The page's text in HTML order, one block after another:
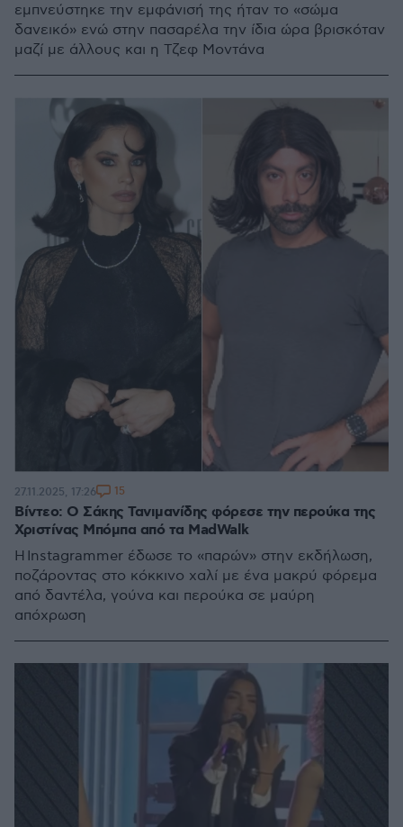
εμπνεύστηκε την εμφάνισή της ήταν το «σώμα
δανεικό» ενώ στην πασαρέλα την ίδια ώρα βρισκόταν
μαζί με άλλους και η Τζεφ Μοντάνα
Βίντεο: Ο Σάκης Τανιμανίδης φόρεσε την περούκα της
Χριστίνας Μπόμπα από τα MadWalk
Η Instagrammer έδωσε το «παρών» στην εκδήλωση,
ποζάροντας στο κόκκινο χαλί με ένα μακρύ φόρεμα
από δαντέλα, γούνα και περούκα σε μαύρη
απόχρωση
27.11.2025, 17:26 15